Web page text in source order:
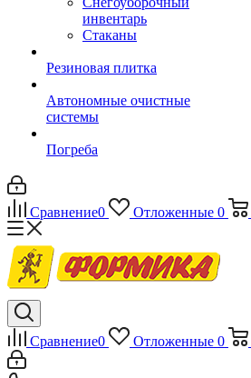
инвентарь
Стаканы
Резиновая плитка
Автономные очистные
системы
Погреба
Сравнение0 Отложенные 0
Сравнение0 Отложенные 0